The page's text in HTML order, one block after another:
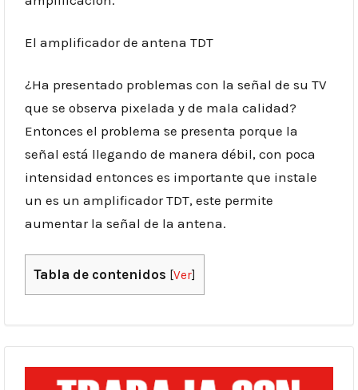
El amplificador de antena TDT
¿Ha presentado problemas con la señal de su TV
que se observa pixelada y de mala calidad?
Entonces el problema se presenta porque la
señal está llegando de manera débil, con poca
intensidad entonces es importante que instale
un es un amplificador TDT, este permite
aumentar la señal de la antena.
Tabla de contenidos [Ver]